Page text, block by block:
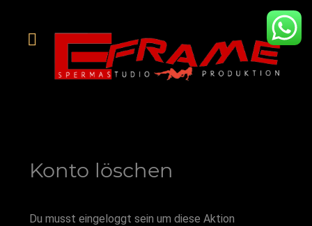
Konto löschen
Du musst eingeloggt sein um diese Aktion